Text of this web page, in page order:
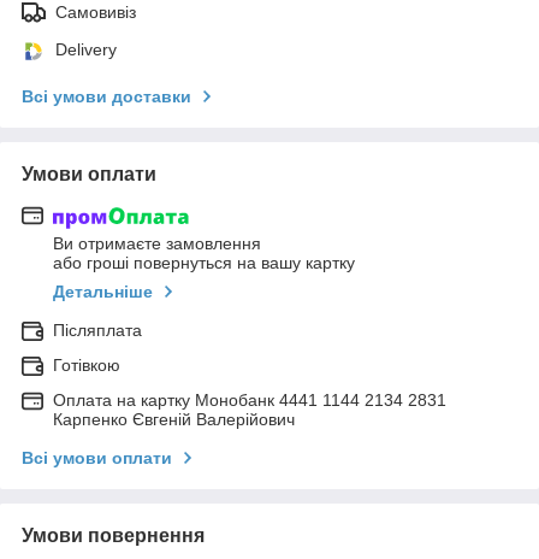
Самовивіз
Delivery
Всі умови доставки
Умови оплати
Ви отримаєте замовлення
або гроші повернуться на вашу картку
Детальніше
Післяплата
Готівкою
Оплата на картку Монобанк 4441 1144 2134 2831
Карпенко Євгеній Валерійович
Всі умови оплати
Умови повернення